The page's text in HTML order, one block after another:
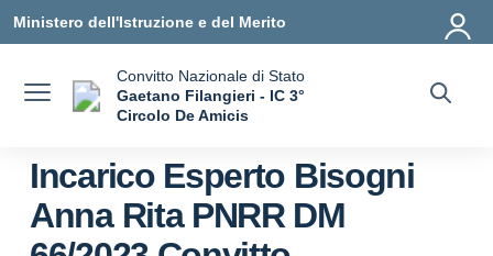
Ministero dell'Istruzione e del Merito
Convitto Nazionale di Stato
Gaetano Filangieri - IC 3°
Circolo De Amicis
Incarico Esperto Bisogni
Anna Rita PNRR DM